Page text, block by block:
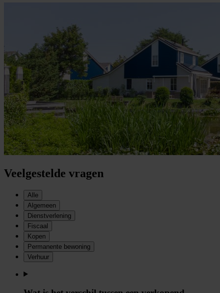
Veelgestelde vragen
Alle
Algemeen
Dienstverlening
Fiscaal
Kopen
Permanente bewoning
Verhuur